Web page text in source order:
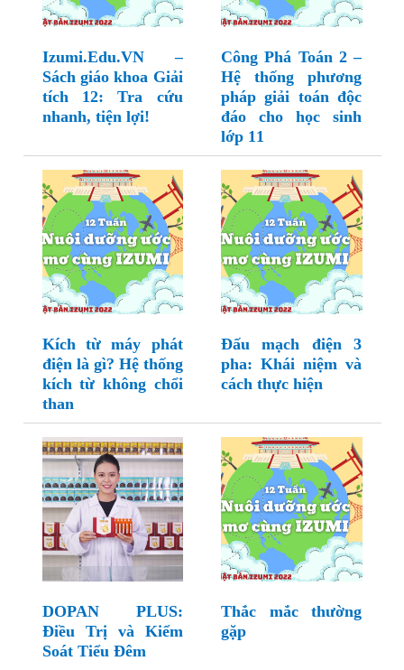
Izumi.Edu.VN –
Sách giáo khoa Giải
tích 12: Tra cứu
nhanh, tiện lợi!
Công Phá Toán 2 –
Hệ thống phương
pháp giải toán độc
đáo cho học sinh
lớp 11
Kích từ máy phát
điện là gì? Hệ thống
kích từ không chổi
than
Đấu mạch điện 3
pha: Khái niệm và
cách thực hiện
DOPAN PLUS:
Điều Trị và Kiểm
Soát Tiểu Đêm
Thắc mắc thường
gặp